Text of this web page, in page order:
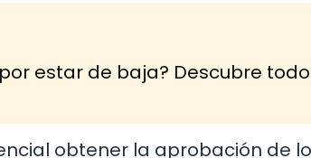
estar de baja? Descubre
obtener la aprobación de